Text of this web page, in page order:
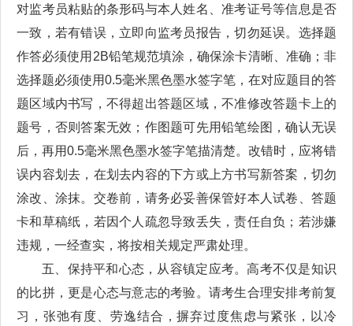
对监考员粘贴的条形码与本人姓名、准考证号等信息是否
一致，若有错误，立即向监考员报告，切勿延误。选择题
作答必须使用2B铅笔规范填涂，确保涂卡清晰、准确；非
选择题必须使用0.5毫米黑色墨水签字笔，在对应题目的答
题区域内书写，不得超出答题区域，不准修改答题卡上的
题号，否则答案无效；作图题可先用铅笔绘图，确认无误
后，再用0.5毫米黑色墨水签字笔描清楚。改错时，应将错
误内容划去，在划去内容的下方或上方书写新答案，切勿
涂改、涂抹。交卷前，请务必妥善保管好本人试卷、答题
卡和草稿纸，若因个人疏忽导致丢失，责任自负；若涉嫌
违规，一经查实，将按相关规定严肃处理。
五、保持平和心态，从容镇定应考。高考不仅是知识
的比拼，更是心态与意志的考验。请考生合理安排考前复
习，张弛有度、劳逸结合，摒弃过度焦虑与紧张，以冷